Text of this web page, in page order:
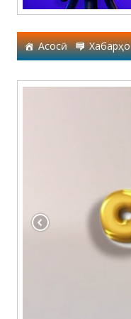
Асосӣ Хабарҳо